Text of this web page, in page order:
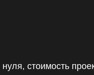
стоимость